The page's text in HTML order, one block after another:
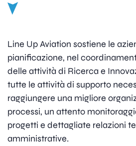
Line Up Aviation sostiene le
pianificazione, nel
delle attività di Ricerca e
tutte le attività di supporto
raggiungere una migliore
processi, un attento
progetti e dettagliate relazioni
amministrative.